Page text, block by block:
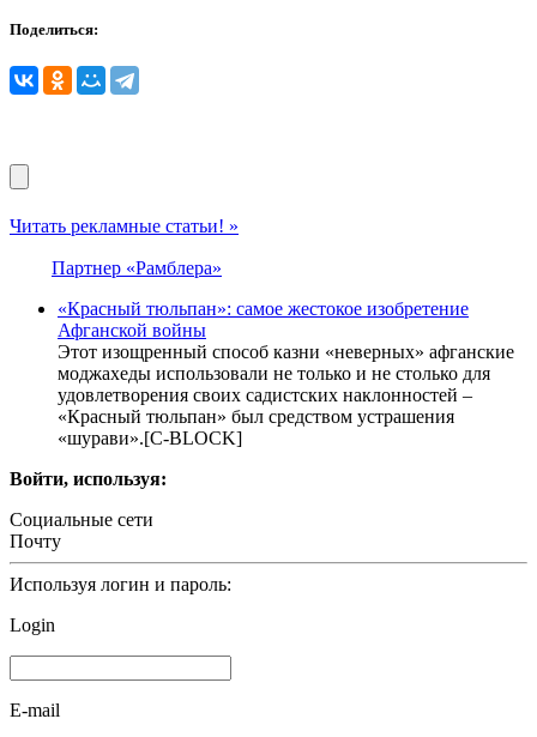
Поделиться:
Читать рекламные статьи! »
Партнер «Рамблера»
«Красный тюльпан»: самое жестокое изобретение
Афганской войны
Этот изощренный способ казни «неверных» афганские
моджахеды использовали не только и не столько для
удовлетворения своих садистских наклонностей –
«Красный тюльпан» был средством устрашения
«шурави».[С-BLOCK]
Войти, используя:
Социальные сети
Почту
Используя логин и пароль:
Login
E-mail